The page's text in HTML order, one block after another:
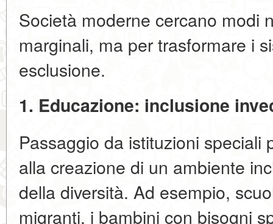
Società moderne cercano modi
marginali, ma per trasformare i
esclusione.
1. Educazione: inclusione
Passaggio da istituzioni speciali
alla creazione di un ambiente
della diversità. Ad esempio,
migranti, i bambini con bisogni